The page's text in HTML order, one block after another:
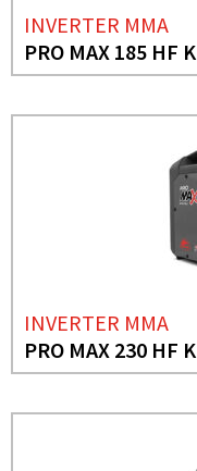
INVERTER MMA
PRO MAX 185 HF K
INVERTER MMA
PRO MAX 230 HF K